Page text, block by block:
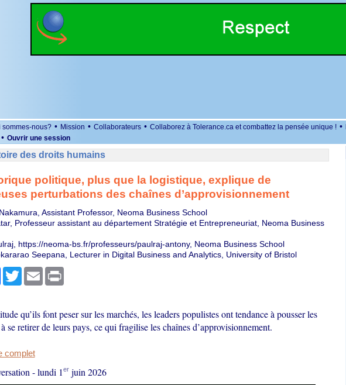
sommes-nous? • Mission • Collaborateurs • Collaborez à Tolerance.ca et combattez la pensée unique ! •
• Ouvrir une session
des droits humains
politique, plus que la logistique, explique de
perturbations des chaînes d’approvisionnement
Assistant Professor, Neoma Business School
Professeur assistant au département Stratégie et Entrepreneuriat, Neoma Business
https://neoma-bs.fr/professeurs/paulraj-antony, Neoma Business School
Seepana, Lecturer in Digital Business and Analytics, University of Bristol
Facebook
TwitterEmail Print
qu’ils font peser sur les marchés, les leaders populistes ont tendance à pousser les
se retirer de leurs pays, ce qui fragilise les chaînes d’approvisionnement.
complet
-lundi 1 erjuin 2026